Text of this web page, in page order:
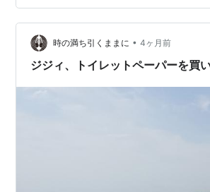
江の島〜七里ヶ浜巡りをしてきました
盛りだくさんでしたが、とても充実し
特に江の島観光は、事前の雨予報からは
くらいの晴天に恵まれ、青春ブタ野郎シ
時の満ち引くままに • 4ヶ月前
ジジィ、トイレットペーパーを買い